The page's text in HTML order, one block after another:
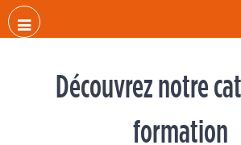
Découvrez notre
formation